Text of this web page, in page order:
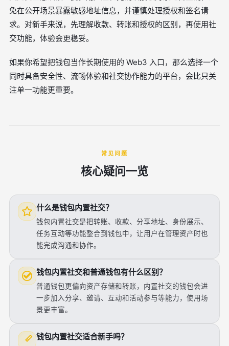
免在公开场景暴露敏感地址信息，并谨慎处理授权和签名请
求。对新手来说，先理解收款、转账和授权的区别，再使用社
交功能，体验会更稳妥。
如果你希望把钱包当作长期使用的 Web3 入口，那么选择一个
同时具备安全性、流畅体验和社交协作能力的平台，会比只关
注单一功能更重要。
常见问题
核心疑问一览
什么是钱包内置社交？
钱包内置社交是把转账、收款、分享地址、身份展示、
任务互动等功能整合到钱包中，让用户在管理资产时也
能完成沟通和协作。
钱包内置社交和普通钱包有什么区别？
普通钱包更偏向资产存储和转账，内置社交的钱包会进
一步加入分享、邀请、互动和活动参与等能力，使用场
景更丰富。
钱包内置社交适合新手吗？